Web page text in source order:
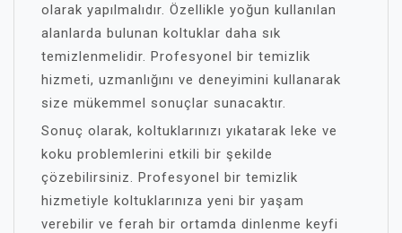
olarak yapılmalıdır. Özellikle yoğun kullanılan
alanlarda bulunan koltuklar daha sık
temizlenmelidir. Profesyonel bir temizlik
hizmeti, uzmanlığını ve deneyimini kullanarak
size mükemmel sonuçlar sunacaktır.
Sonuç olarak, koltuklarınızı yıkatarak leke ve
koku problemlerini etkili bir şekilde
çözebilirsiniz. Profesyonel bir temizlik
hizmetiyle koltuklarınıza yeni bir yaşam
verebilir ve ferah bir ortamda dinlenme keyfi